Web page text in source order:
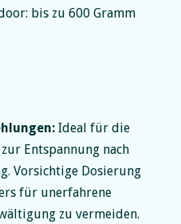
bis zu 600 Gramm
Ideal für die
Entspannung nach
Vorsichtige Dosierung
für unerfahrene
zu vermeiden.